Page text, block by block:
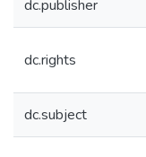
dc.publisher
dc.rights
dc.subject